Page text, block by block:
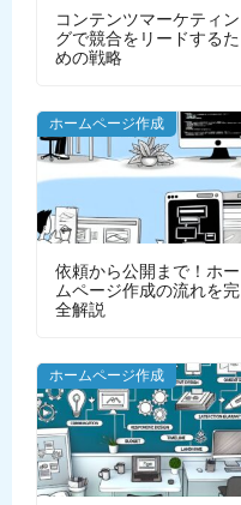
コンテンツマーケティン
グで競合をリードするた
めの戦略
ホームページ作成
依頼から公開まで！ホー
ムページ作成の流れを完
全解説
ホームページ作成